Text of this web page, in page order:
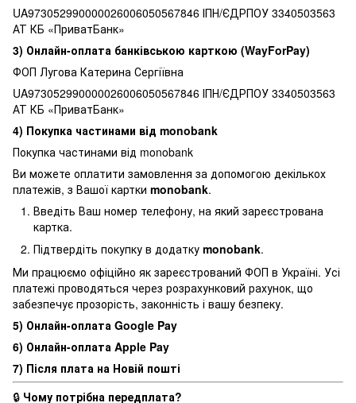
UA973052990000026006050567846 ІПН/ЄДРПОУ 3340503563
АТ КБ «ПриватБанк»
3) Онлайн-оплата банківською карткою (WayForPay)
ФОП Лугова Катерина Сергіївна
UA973052990000026006050567846 ІПН/ЄДРПОУ 3340503563
АТ КБ «ПриватБанк»
4) Покупка частинами від monobank
Покупка частинами від monobank
Ви можете оплатити замовлення за допомогою декількох
платежів, з Вашої картки monobank.
Введіть Ваш номер телефону, на який зареєстрована
картка.
Підтвердіть покупку в додатку monobank.
Ми працюємо офіційно як зареєстрований ФОП в Україні. Усі
платежі проводяться через розрахунковий рахунок, що
забезпечує прозорість, законність і вашу безпеку.
5) Онлайн-оплата Google Pay
6) Онлайн-оплата Apple Pay
7) Після плата на Новій пошті
🔒 Чому потрібна передплата?